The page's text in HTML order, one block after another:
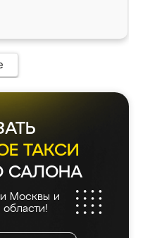
ТАКСИ
САЛОНА
Москвы и